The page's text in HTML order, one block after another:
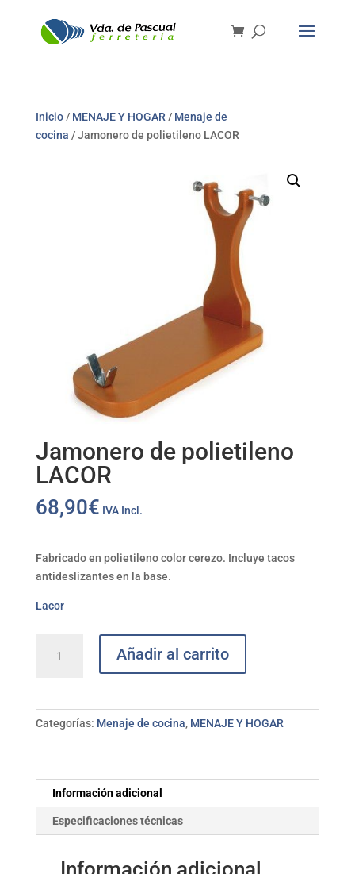
Inicio/ MENAJE Y HOGAR / Menaje de
cocina / Jamonero de polietileno LACOR
Jamonero de polietileno
LACOR
68,90€ IVA Incl.
Fabricado en polietileno color cerezo. Incluye tacos
antideslizantes en la base.
Lacor
cantidad
Añadir al carrito
Categorías: Menaje de cocina, MENAJE Y HOGAR
Información adicional
Especificaciones técnicas